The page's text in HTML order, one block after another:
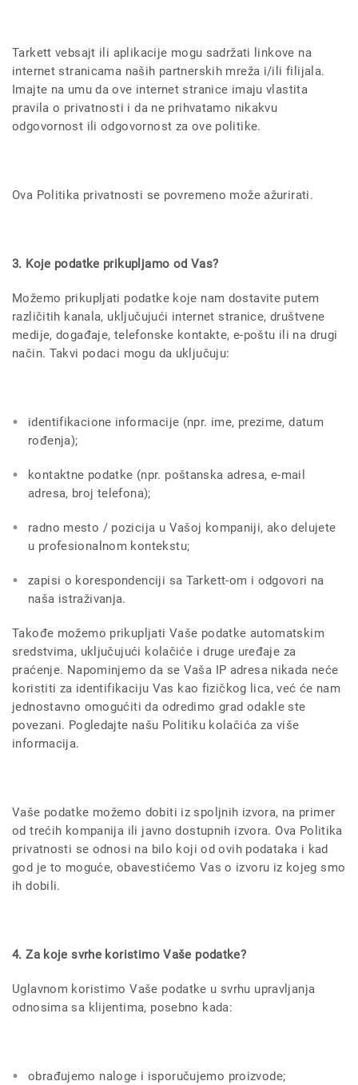
Tarkett vebsajt ili aplikacije mogu sadržati linkove na
internet stranicama naših partnerskih mreža i/ili filijala.
Imajte na umu da ove internet stranice imaju vlastita
pravila o privatnosti i da ne prihvatamo nikakvu
odgovornost ili odgovornost za ove politike.
Ova Politika privatnosti se povremeno može ažurirati.
3. Koje podatke prikupljamo od Vas?
Možemo prikupljati podatke koje nam dostavite putem
različitih kanala, uključujući internet stranice, društvene
medije, događaje, telefonske kontakte, e-poštu ili na drugi
način. Takvi podaci mogu da uključuju:
identifikacione informacije (npr. ime, prezime, datum
rođenja);
kontaktne podatke (npr. poštanska adresa, e-mail
adresa, broj telefona);
radno mesto / pozicija u Vašoj kompaniji, ako delujete
u profesionalnom kontekstu;
zapisi o korespondenciji sa Tarkett-om i odgovori na
naša istraživanja.
Takođe možemo prikupljati Vaše podatke automatskim
sredstvima, uključujući kolačiće i druge uređaje za
praćenje. Napominjemo da se Vaša IP adresa nikada neće
koristiti za identifikaciju Vas kao fizičkog lica, već će nam
jednostavno omogućiti da odredimo grad odakle ste
povezani. Pogledajte našu Politiku kolačića za više
informacija.
Vaše podatke možemo dobiti iz spoljnih izvora, na primer
od trećih kompanija ili javno dostupnih izvora. Ova Politika
privatnosti se odnosi na bilo koji od ovih podataka i kad
god je to moguće, obavestićemo Vas o izvoru iz kojeg smo
ih dobili.
4. Za koje svrhe koristimo Vaše podatke?
Uglavnom koristimo Vaše podatke u svrhu upravljanja
odnosima sa klijentima, posebno kada:
obrađujemo naloge i isporučujemo proizvode;